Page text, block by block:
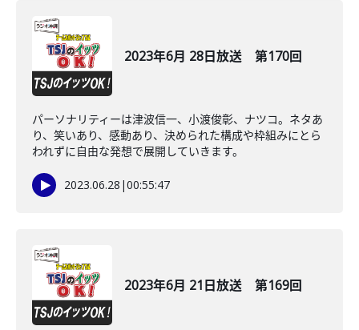
2023年6月 28日放送 第170回
パーソナリティーは津波信一、小渡俊彰、ナツコ。ネタあ
り、笑いあり、感動あり、決められた構成や枠組みにとら
われずに自由な発想で展開していきます。
2023.06.28 |00:55:47
2023年6月 21日放送 第169回